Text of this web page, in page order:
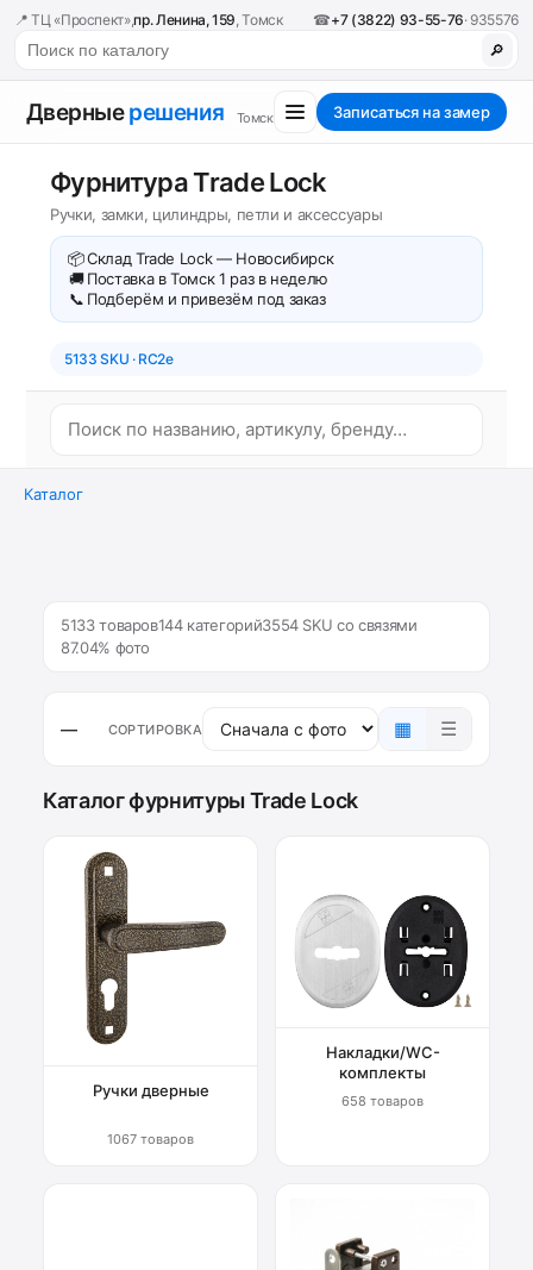
📍 ТЦ «Проспект»,пр. Ленина, 159, Томск ☎+7 (3822) 93-55-76· 935576
🔎
Дверныерешения Томск Записаться на замер
Фурнитура Trade Lock
Ручки, замки, цилиндры, петли и аксессуары
📦Склад Trade Lock — Новосибирск
🚚 Поставка в Томск 1 раз в неделю
📞 Подберём и привезём под заказ
5133 SKU · RC2e
Каталог
5133 товаров144 категорий3554 SKU со связями
87.04% фото
— СОРТИРОВКА ▦ ☰
Каталог фурнитуры Trade Lock
Ручки дверные
1067 товаров
Накладки/WC-
комплекты
658 товаров